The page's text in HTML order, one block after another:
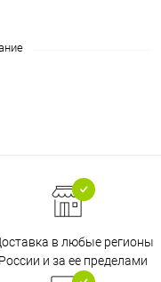
в любые регионы
России и за ее пределами